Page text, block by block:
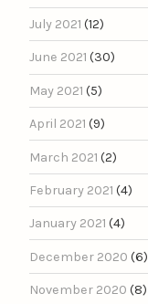
July 2021 (12)
June 2021 (30)
May 2021 (5)
April 2021 (9)
March 2021 (2)
February 2021 (4)
January 2021 (4)
December 2020 (6)
November 2020 (8)